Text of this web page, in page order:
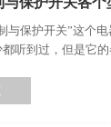
告诉你…
与保护开关”这个
听到过，但是它